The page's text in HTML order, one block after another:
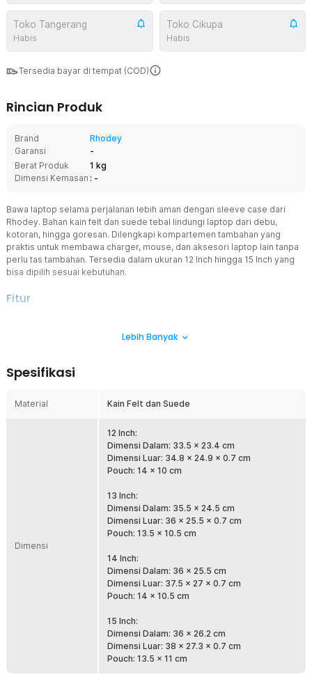
Toko Tangerang
Habis
Toko Cikupa
Habis
Tersedia bayar di tempat (COD)
Rincian Produk
Brand
Rhodey
Garansi
-
Berat Produk
1 kg
Dimensi Kemasan : -
Bawa laptop selama perjalanan lebih aman dengan sleeve case dari
Rhodey. Bahan kain felt dan suede tebal lindungi laptop dari debu,
kotoran, hingga goresan. Dilengkapi kompartemen tambahan yang
praktis untuk membawa charger, mouse, dan aksesori laptop lain tanpa
perlu tas tambahan. Tersedia dalam ukuran 12 Inch hingga 15 Inch yang
bisa dipilih sesuai kebutuhan.
Fitur
Tak perlu bawa tas tambahan! Kompartemen pada sleeve case ini
2 Lapis Perlindungan
permukaan laptop dari goresan. Karakter bahan yang tahan
laptop dengan tenang selama perjalanan.
Penyimpanan Ekstra Lebih Praktis
Setiap pembelian sleeve case Anda akan mendapat pouch yang
Pas untuk Aneka Laptop
Tersedia dalam ukuran 12 Inch hingga 15 Inch, pilih sleeve case
yang sesuai agar laptop terlindungi dari debu, kotoran, dan
goresan dengan maksimal.
Cara Mengukur Kompatibilitas Sleeve Case
Lebih Banyak
Spesifikasi
Material Kain Felt dan Suede
Dimensi
12 Inch:
Dimensi Dalam: 33.5 x 23.4 cm
Dimensi Luar: 34.8 x 24.9 x 0.7 cm
Pouch: 14 x 10 cm
13 Inch:
Dimensi Dalam: 35.5 x 24.5 cm
Dimensi Luar: 36 x 25.5 x 0.7 cm
Pouch: 13.5 x 10.5 cm
14 Inch:
Dimensi Dalam: 36 x 25.5 cm
Dimensi Luar: 37.5 x 27 x 0.7 cm
Pouch: 14 x 10.5 cm
15 Inch:
Dimensi Dalam: 36 x 26.2 cm
Dimensi Luar: 38 x 27.3 x 0.7 cm
Pouch: 13.5 x 11 cm